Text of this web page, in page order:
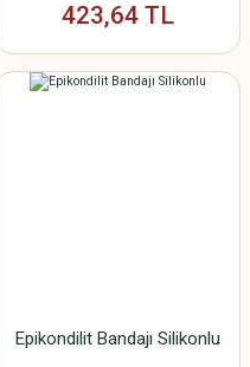
423,64 TL
Epikondilit Bandajı Silikonlu